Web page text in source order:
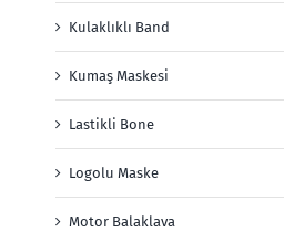
Kulaklıklı Band
Kumaş Maskesi
Lastikli Bone
Logolu Maske
Motor Balaklava